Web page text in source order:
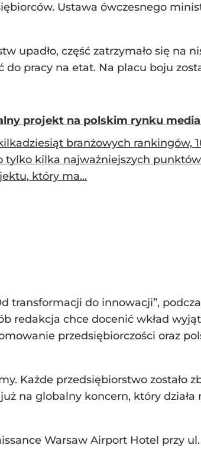
Ustawa ówczesnego
upadło, część zatrzymało się na
pracy na etat. Na placu boju
projekt na polskim rynku
branżowych rankingów,
tylko kilka najważniejszych
który ma...
transformacji do innowacji”,
redakcja chce docenić wkład
przedsiębiorczości oraz
Każde przedsiębiorstwo zostało
na globalny koncern, który
Warsaw Airport Hotel przy